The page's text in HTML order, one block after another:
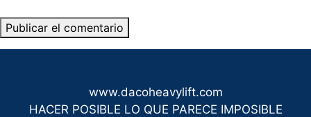
www.dacoheavylift.com
HACER POSIBLE LO QUE PARECE IMPOSIBLE